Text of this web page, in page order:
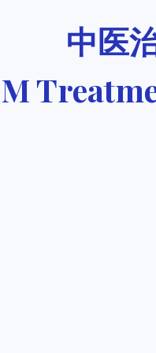
中医